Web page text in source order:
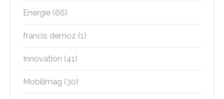
Energie (66)
francis demoz (1)
Innovation (41)
Mobilimag (30)